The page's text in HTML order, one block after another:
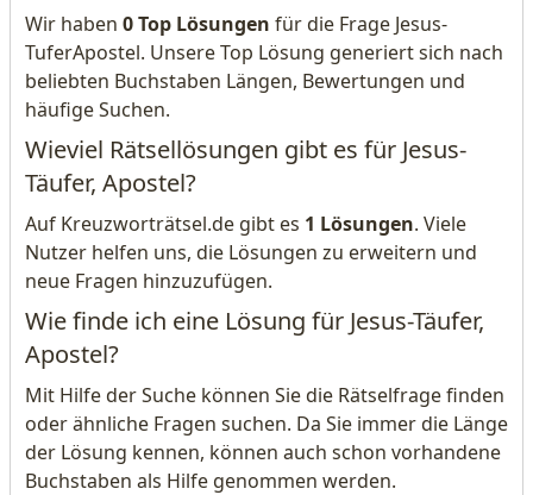
Wir haben 0 Top Lösungen für die Frage Jesus-
TuferApostel. Unsere Top Lösung generiert sich nach
beliebten Buchstaben Längen, Bewertungen und
häufige Suchen.
Wieviel Rätsellösungen gibt es für Jesus-
Täufer, Apostel?
Auf Kreuzworträtsel.de gibt es 1 Lösungen. Viele
Nutzer helfen uns, die Lösungen zu erweitern und
neue Fragen hinzuzufügen.
Wie finde ich eine Lösung für Jesus-Täufer,
Apostel?
Mit Hilfe der Suche können Sie die Rätselfrage finden
oder ähnliche Fragen suchen. Da Sie immer die Länge
der Lösung kennen, können auch schon vorhandene
Buchstaben als Hilfe genommen werden.